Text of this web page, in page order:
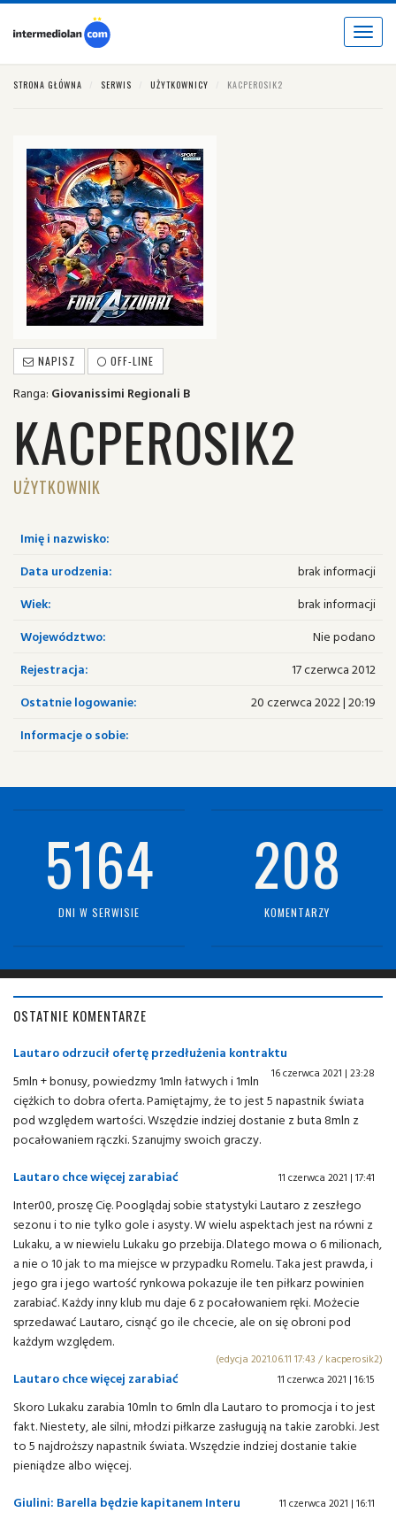
Toggle
STRONA GŁÓWNA SERWIS UŻYTKOWNICY KACPEROSIK2
NAPISZ OFF-LINE
Ranga: Giovanissimi Regionali B
KACPEROSIK2
UŻYTKOWNIK
Imię i nazwisko:
Data urodzenia:
brak informacji
Wiek:
brak informacji
Województwo:
Nie podano
Rejestracja:
17 czerwca 2012
Ostatnie logowanie:
20 czerwca 2022 | 20:19
Informacje o sobie:
5164
DNI W SERWISIE
208
KOMENTARZY
OSTATNIE KOMENTARZE
Lautaro odrzucił ofertę przedłużenia kontraktu
16 czerwca 2021 | 23:28
5mln + bonusy, powiedzmy 1mln łatwych i 1mln
ciężkich to dobra oferta. Pamiętajmy, że to jest 5 napastnik świata
pod względem wartości. Wszędzie indziej dostanie z buta 8mln z
pocałowaniem rączki. Szanujmy swoich graczy.
Lautaro chce więcej zarabiać
11 czerwca 2021 | 17:41
Inter00, proszę Cię. Pooglądaj sobie statystyki Lautaro z zeszłego
sezonu i to nie tylko gole i asysty. W wielu aspektach jest na równi z
Lukaku, a w niewielu Lukaku go przebija. Dlatego mowa o 6 milionach,
a nie o 10 jak to ma miejsce w przypadku Romelu. Taka jest prawda, i
jego gra i jego wartość rynkowa pokazuje ile ten piłkarz powinien
zarabiać. Każdy inny klub mu daje 6 z pocałowaniem ręki. Możecie
sprzedawać Lautaro, cisnąć go ile chcecie, ale on się obroni pod
każdym względem.
(edycja 2021.06.11 17:43 / kacperosik2)
Lautaro chce więcej zarabiać 11 czerwca 2021 | 16:15
Skoro Lukaku zarabia 10mln to 6mln dla Lautaro to promocja i to jest
fakt. Niestety, ale silni, młodzi piłkarze zasługują na takie zarobki. Jest
to 5 najdroższy napastnik świata. Wszędzie indziej dostanie takie
pieniądze albo więcej.
Giulini: Barella będzie kapitanem Interu
11 czerwca 2021 | 16:11